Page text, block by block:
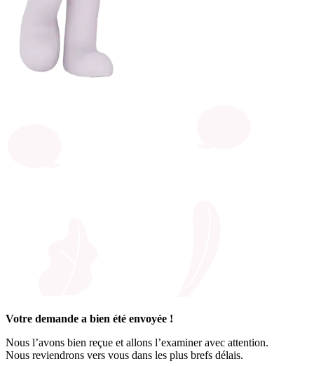
Votre demande a bien été envoyée !
Nous l’avons bien reçue et allons l’examiner avec attention.
Nous reviendrons vers vous dans les plus brefs délais.